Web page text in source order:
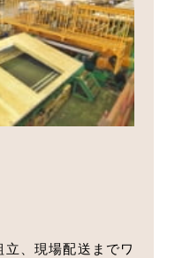
、現場配送までワ